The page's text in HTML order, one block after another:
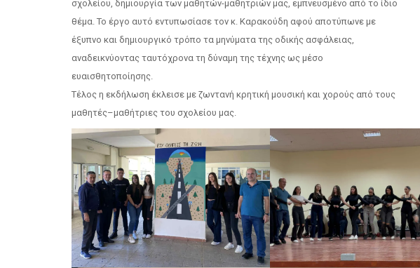
σχολείου, δημιουργία των μαθητών-μαθητριών μας, εμπνευσμένο από το ίδιο
θέμα. Το έργο αυτό εντυπωσίασε τον κ. Καρακούδη αφού αποτύπωνε με
έξυπνο και δημιουργικό τρόπο τα μηνύματα της οδικής ασφάλειας,
αναδεικνύοντας ταυτόχρονα τη δύναμη της τέχνης ως μέσο
ευαισθητοποίησης.
Τέλος η εκδήλωση έκλεισε με ζωντανή κρητική μουσική και χορούς από τους
μαθητές–μαθήτριες του σχολείου μας.